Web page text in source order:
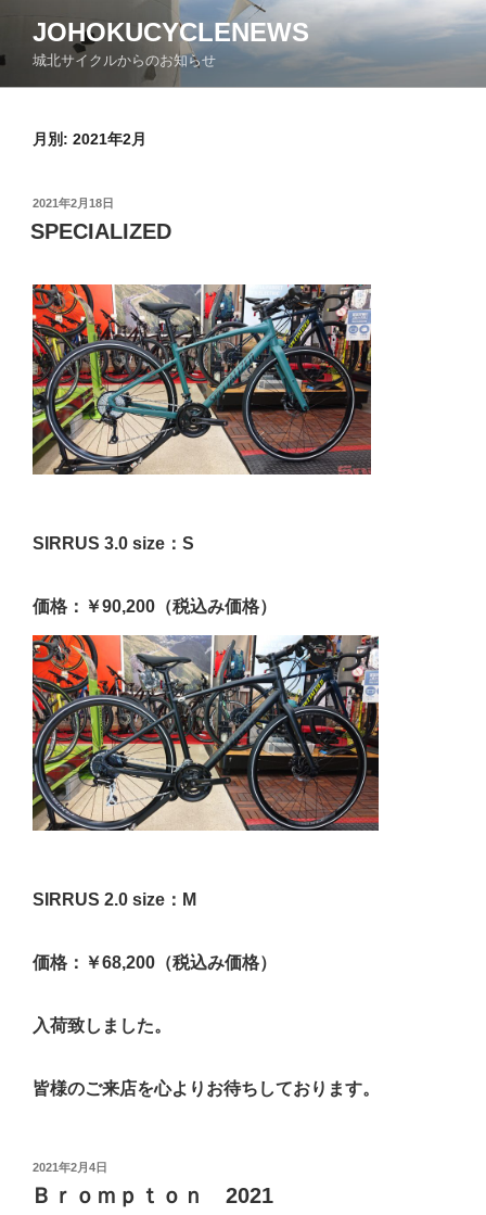
テ
ン
JOHOKUCYCLENEWS
城北サイクルからのお知らせ
月別: 2021年2月
投
稿
日:
2021年2月18日
SPECIALIZED
SIRRUS 3.0 size：S
価格：￥90,200（税込み価格）
SIRRUS 2.0 size：M
価格：￥68,200（税込み価格）
入荷致しました。
皆様のご来店を心よりお待ちしております。
投
稿
日:
2021年2月4日
Ｂｒｏｍｐｔｏｎ 2021